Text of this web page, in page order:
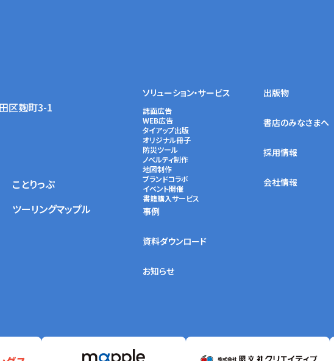
区麹町3-1
ことりっぷ
ツーリングマップル
ソリューション・サービス
誌面広告
WEB広告
タイアップ出版
オリジナル冊子
防災ツール
ノベルティ制作
地図制作
ブランドコラボ
イベント開催
書籍購入サービス
事例
資料ダウンロード
お知らせ
出版物
書店のみなさまへ
採用情報
会社情報